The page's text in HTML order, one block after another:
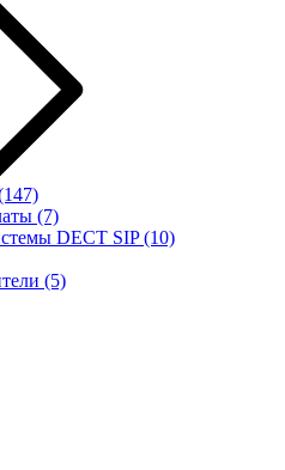
(7)
DECT SIP(10)
(5)